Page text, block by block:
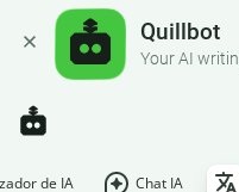
Quillbot
Your AI
de IA Chat IA